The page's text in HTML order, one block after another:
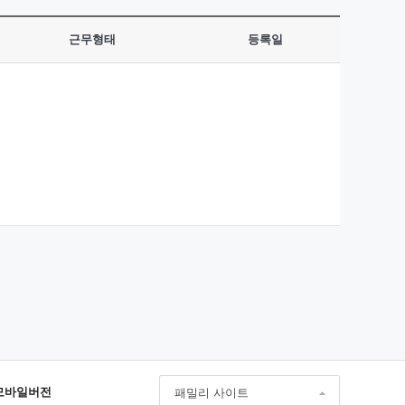
근무형태 등록일
바일버전 패밀리 사이트